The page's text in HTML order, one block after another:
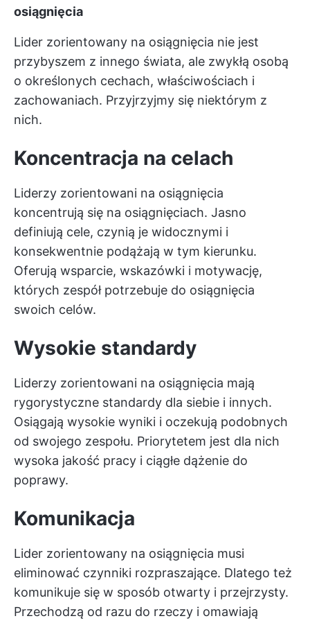
osiągnięcia
Lider zorientowany na osiągnięcia nie jest
przybyszem z innego świata, ale zwykłą osobą
o określonych cechach, właściwościach i
zachowaniach. Przyjrzyjmy się niektórym z
nich.
Koncentracja na celach
Liderzy zorientowani na osiągnięcia
koncentrują się na osiągnięciach. Jasno
definiują cele, czynią je widocznymi i
konsekwentnie podążają w tym kierunku.
Oferują wsparcie, wskazówki i motywację,
których zespół potrzebuje do osiągnięcia
swoich celów.
Wysokie standardy
Liderzy zorientowani na osiągnięcia mają
rygorystyczne standardy dla siebie i innych.
Osiągają wysokie wyniki i oczekują podobnych
od swojego zespołu. Priorytetem jest dla nich
wysoka jakość pracy i ciągłe dążenie do
poprawy.
Komunikacja
Lider zorientowany na osiągnięcia musi
eliminować czynniki rozpraszające. Dlatego też
komunikuje się w sposób otwarty i przejrzysty.
Przechodzą od razu do rzeczy i omawiają